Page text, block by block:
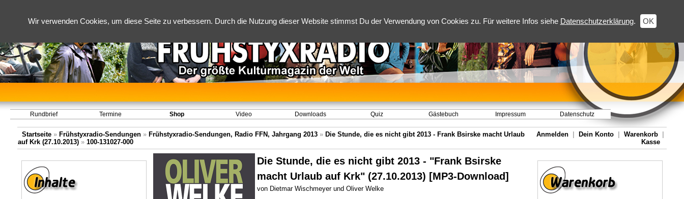
Wir verwenden Cookies, um diese Seite zu verbessern. Durch die Nutzung dieser Website stimmst Du der Verwendung von Cookies zu. Für weitere Infos siehe Datenschutzerklärung. OK
Rundbrief Termine Shop Video Downloads Quiz Gästebuch Impressum Datenschutz
Startseite » Frühstyxradio-Sendungen » Frühstyxradio-Sendungen, Radio FFN, Jahrgang 2013 » Die Stunde, die es nicht gibt 2013 - Frank Bsirske macht Urlaub
auf Krk (27.10.2013) » 100-131027-000
Anmelden Dein Konto Warenkorb
Kasse
Die Stunde, die es nicht gibt 2013 - "Frank Bsirske
macht Urlaub auf Krk" (27.10.2013) [MP3-Download]
von Dietmar Wischmeyer und Oliver Welke